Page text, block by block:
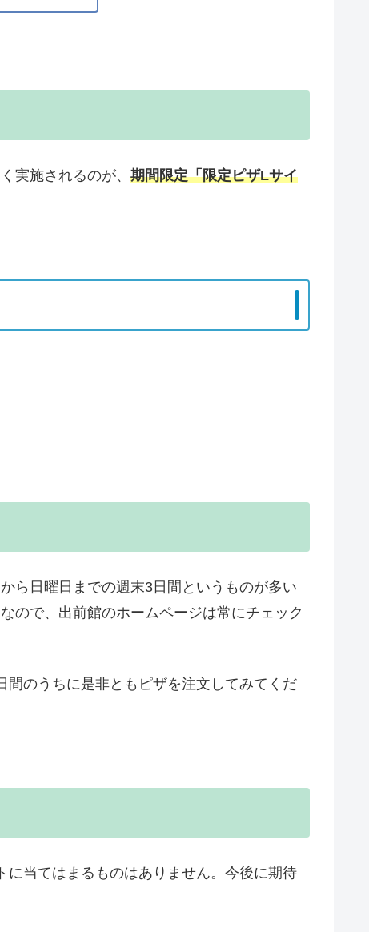
実施されるのが、 期間限定「限定ピザLサイ
ら日曜日までの週末3日間というものが多い
ので、出前館のホームページは常にチェック
のうちに是非ともピザを注文してみてくだ
当てはまるものはありません。今後に期待